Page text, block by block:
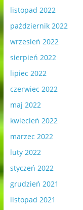
listopad 2022
październik 2022
wrzesień 2022
sierpień 2022
lipiec 2022
czerwiec 2022
maj 2022
kwiecień 2022
marzec 2022
luty 2022
styczeń 2022
grudzień 2021
listopad 2021